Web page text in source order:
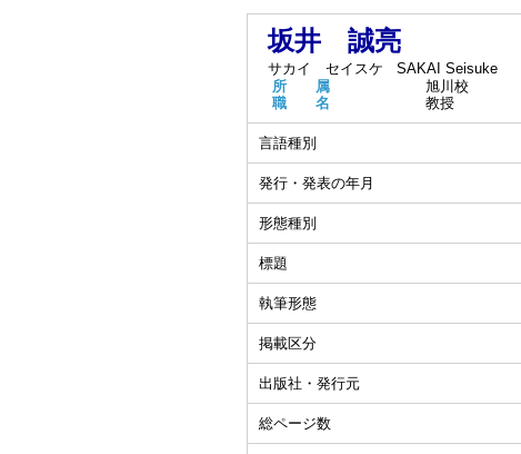
坂井 誠亮
サカイ セイスケ
SAKAI Seisuke
所 属
旭川校
職 名
教授
言語種別
発行・発表の年月
形態種別
標題
執筆形態
掲載区分
出版社・発行元
総ページ数